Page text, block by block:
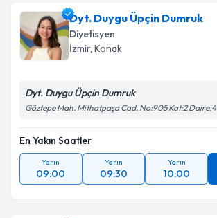
Dyt. Duygu Üpçin Dumruk
Diyetisyen
İzmir, Konak
Dyt. Duygu Üpçin Dumruk
Göztepe Mah. Mithatpaşa Cad. No:905 Kat:2 Daire:4
En Yakın Saatler
Yarın
09:00
Yarın
09:30
Yarın
10:00